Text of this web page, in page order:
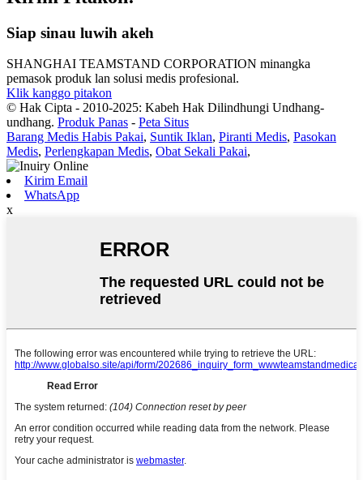
Siap sinau luwih akeh
SHANGHAI TEAMSTAND CORPORATION minangka
pemasok produk lan solusi medis profesional.
Klik kanggo pitakon
© Hak Cipta - 2010-2025: Kabeh Hak Dilindhungi Undhang-
undhang. Produk Panas - Peta Situs
Barang Medis Habis Pakai, Suntik Iklan, Piranti Medis, Pasokan
Medis, Perlengkapan Medis, Obat Sekali Pakai,
Kirim Email
WhatsApp
x